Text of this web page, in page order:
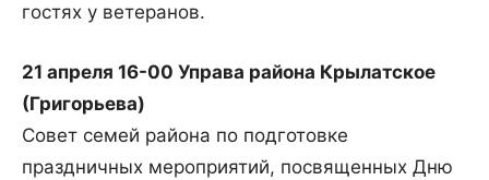
гостях у ветеранов.
21 апреля 16-00 Управа района Крылатское
(Григорьева)
Совет семей района по подготовке
праздничных мероприятий, посвященных Дню